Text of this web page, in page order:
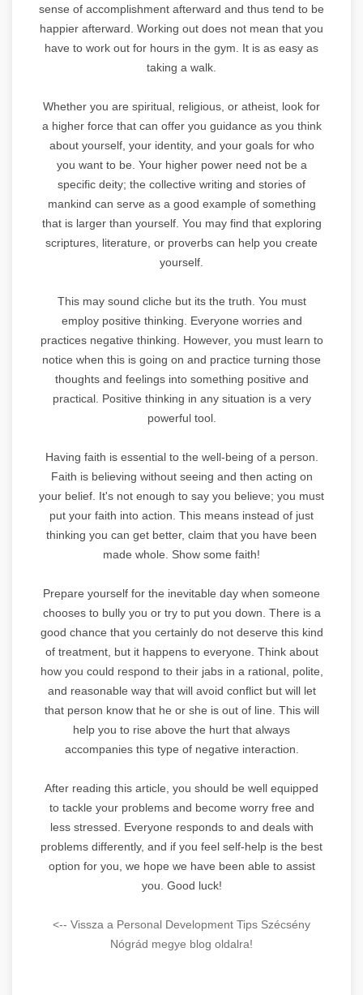
sense of accomplishment afterward and thus tend to be
happier afterward. Working out does not mean that you
have to work out for hours in the gym. It is as easy as
taking a walk.
Whether you are spiritual, religious, or atheist, look for
a higher force that can offer you guidance as you think
about yourself, your identity, and your goals for who
you want to be. Your higher power need not be a
specific deity; the collective writing and stories of
mankind can serve as a good example of something
that is larger than yourself. You may find that exploring
scriptures, literature, or proverbs can help you create
yourself.
This may sound cliche but its the truth. You must
employ positive thinking. Everyone worries and
practices negative thinking. However, you must learn to
notice when this is going on and practice turning those
thoughts and feelings into something positive and
practical. Positive thinking in any situation is a very
powerful tool.
Having faith is essential to the well-being of a person.
Faith is believing without seeing and then acting on
your belief. It's not enough to say you believe; you must
put your faith into action. This means instead of just
thinking you can get better, claim that you have been
made whole. Show some faith!
Prepare yourself for the inevitable day when someone
chooses to bully you or try to put you down. There is a
good chance that you certainly do not deserve this kind
of treatment, but it happens to everyone. Think about
how you could respond to their jabs in a rational, polite,
and reasonable way that will avoid conflict but will let
that person know that he or she is out of line. This will
help you to rise above the hurt that always
accompanies this type of negative interaction.
After reading this article, you should be well equipped
to tackle your problems and become worry free and
less stressed. Everyone responds to and deals with
problems differently, and if you feel self-help is the best
option for you, we hope we have been able to assist
you. Good luck!
<-- Vissza a Personal Development Tips Szécsény
Nógrád megye blog oldalra!